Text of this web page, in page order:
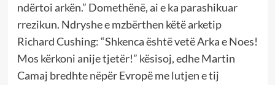
ndërtoi arkën.” Domethënë, ai e ka parashikuar
rrezikun. Ndryshe e mzbërthen këtë arketip
Richard Cushing: “Shkenca është vetë Arka e Noes!
Mos kërkoni anije tjetër!” kësisoj, edhe Martin
Camaj bredhte nëpër Evropë me lutjen e tij